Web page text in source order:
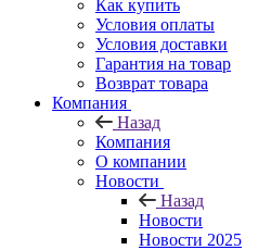
Как купить
Условия оплаты
Условия доставки
Гарантия на товар
Возврат товара
Компания
Назад
Компания
О компании
Новости
Назад
Новости
Новости 2025